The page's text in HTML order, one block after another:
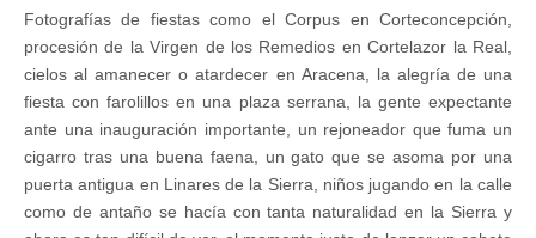
Fotografías de fiestas como el Corpus en Corteconcepción,
procesión de la Virgen de los Remedios en Cortelazor la Real,
cielos al amanecer o atardecer en Aracena, la alegría de una
fiesta con farolillos en una plaza serrana, la gente expectante
ante una inauguración importante, un rejoneador que fuma un
cigarro tras una buena faena, un gato que se asoma por una
puerta antigua en Linares de la Sierra, niños jugando en la calle
como de antaño se hacía con tanta naturalidad en la Sierra y